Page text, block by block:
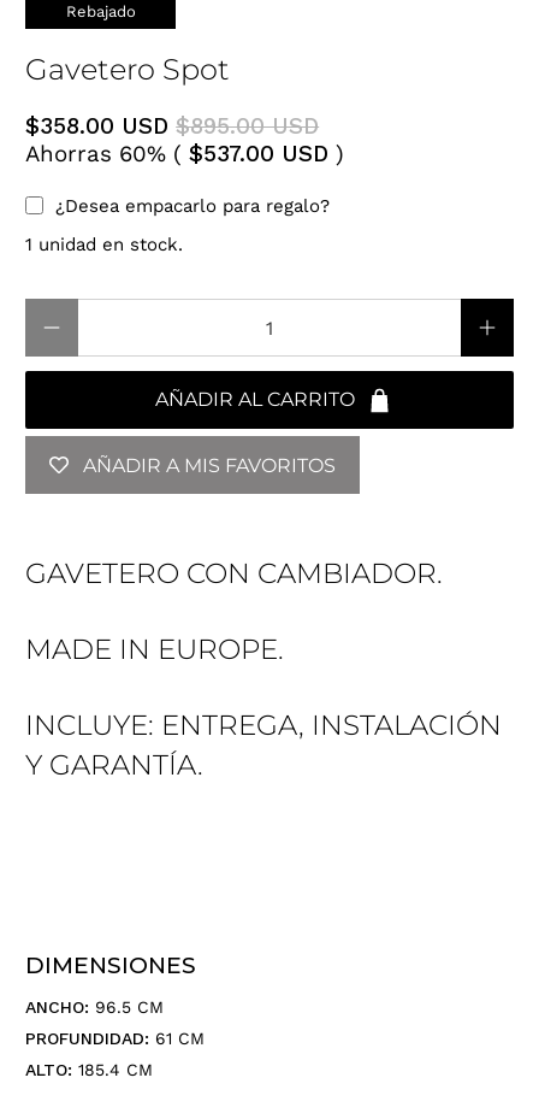
Rebajado
Gavetero Spot
$358.00 USD $895.00 USD
Ahorras 60% ( $537.00 USD)
¿Desea empacarlo para regalo?
1 unidad en stock.
AÑADIR AL CARRITO
AÑADIR A MIS FAVORITOS
GAVETERO CON CAMBIADOR.
MADE IN EUROPE.
INCLUYE: ENTREGA, INSTALACIÓN
Y GARANTÍA.
DIMENSIONES
ANCHO: 96.5 CM
PROFUNDIDAD: 61 CM
ALTO: 185.4 CM